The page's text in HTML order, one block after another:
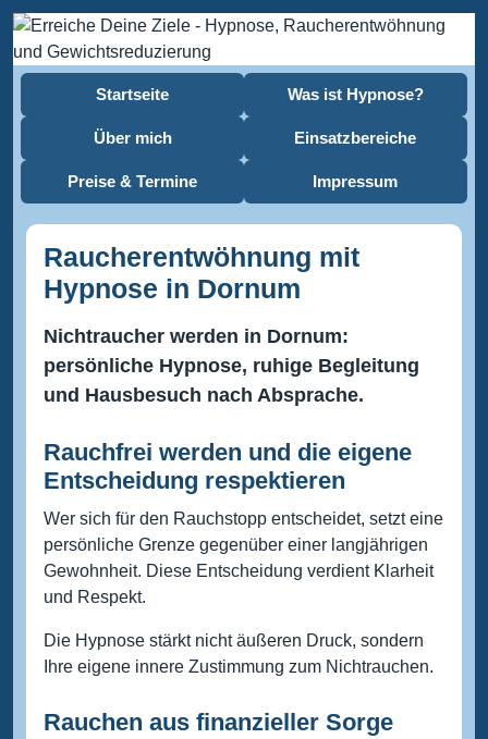
Startseite Was ist Hypnose?
Über mich Einsatzbereiche
Preise & Termine Impressum
Raucherentwöhnung mit
Hypnose in Dornum
Nichtraucher werden in Dornum:
persönliche Hypnose, ruhige Begleitung
und Hausbesuch nach Absprache.
Rauchfrei werden und die eigene
Entscheidung respektieren
Wer sich für den Rauchstopp entscheidet, setzt eine
persönliche Grenze gegenüber einer langjährigen
Gewohnheit. Diese Entscheidung verdient Klarheit
und Respekt.
Die Hypnose stärkt nicht äußeren Druck, sondern
Ihre eigene innere Zustimmung zum Nichtrauchen.
Rauchen aus finanzieller Sorge